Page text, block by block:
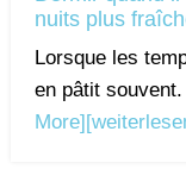
nuits plus
Lorsque les
en pâtit
More]